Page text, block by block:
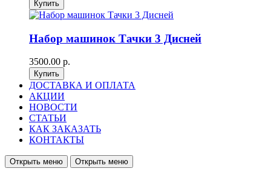
Набор машинок Тачки 3 Дисней
3500.00 р.
ДОСТАВКА И ОПЛАТА
АКЦИИ
НОВОСТИ
СТАТЬИ
КАК ЗАКАЗАТЬ
КОНТАКТЫ
Открыть меню Открыть меню